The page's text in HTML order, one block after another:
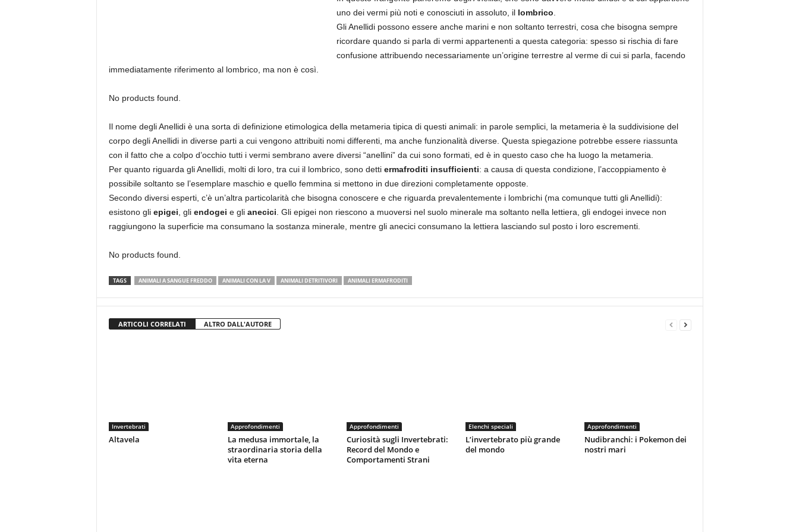
uno dei vermi più noti e conosciuti in assoluto, il lombrico
Gli Anellidi possono essere anche marini e non soltanto terrestri, cosa che bisogna sempre
ricordare quando si parla di vermi appartenenti a questa categoria: spesso si rischia di fare
confusione attribuendo necessariamente un’origine terrestre al verme di cui si parla, facendo
immediatamente riferimento al lombrico, ma non è così.
No products found.
Il nome degli Anellidi è una sorta di definizione etimologica della metameria tipica di questi animali: in parole semplici, la metameria è la suddivisione del
corpo degli Anellidi in diverse parti a cui vengono attribuiti nomi differenti, ma anche funzionalità diverse. Questa spiegazione potrebbe essere riassunta
con il fatto che a colpo d’occhio tutti i vermi sembrano avere diversi “anellini” da cui sono formati, ed è in questo caso che ha luogo la metameria.
Per quanto riguarda gli Anellidi, molti di loro, tra cui il lombrico, sono detti ermafroditi insufficienti: a causa di questa condizione, l’accoppiamento è
possibile soltanto se l’esemplare maschio e quello femmina si mettono in due direzioni completamente opposte.
Secondo diversi esperti, c’è un’altra particolarità che bisogna conoscere e che riguarda prevalentemente i lombrichi (ma comunque tutti gli Anellidi):
esistono gli epigei , gli endogei e gli anecici . Gli epigei non riescono a muoversi nel suolo minerale ma soltanto nella lettiera, gli endogei invece non
raggiungono la superficie ma consumano la sostanza minerale, mentre gli anecici consumano la lettiera lasciando sul posto i loro escrementi.
No products found.
TAGS ANIMALI A SANGUE FREDDO ANIMALI CON LA V ANIMALI DETRITIVORI ANIMALI ERMAFRODITI
ARTICOLI CORRELATI ALTRO DALL'AUTORE
Invertebrati
Altavela
Approfondimenti
La medusa immortale, la
straordinaria storia della
vita eterna
Approfondimenti
Curiosità sugli Invertebrati:
Record del Mondo e
Comportamenti Strani
Elenchi speciali
L’invertebrato più grande
del mondo
Approfondimenti
Nudibranchi: i Pokemon dei
nostri mari